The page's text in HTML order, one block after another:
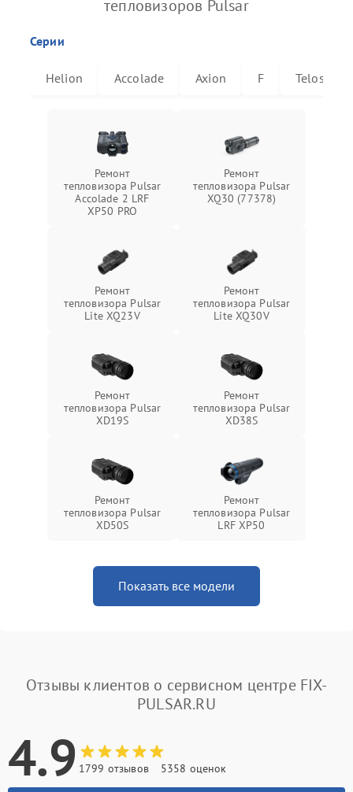
тепловизоров Pulsar
Серии
Helion Accolade Axion F Telos
Ремонт
тепловизора Pulsar
Accolade 2 LRF
XP50 PRO
Ремонт
тепловизора Pulsar
XQ30 (77378)
Ремонт
тепловизора Pulsar
Lite XQ23V
Ремонт
тепловизора Pulsar
Lite XQ30V
Ремонт
тепловизора Pulsar
XD19S
Ремонт
тепловизора Pulsar
XD38S
Ремонт
тепловизора Pulsar
XD50S
Ремонт
тепловизора Pulsar
LRF XP50
Показать все модели
Отзывы клиентов о сервисном центре FIX-
PULSAR.RU
4.9 1799 отзывов 5358 оценок